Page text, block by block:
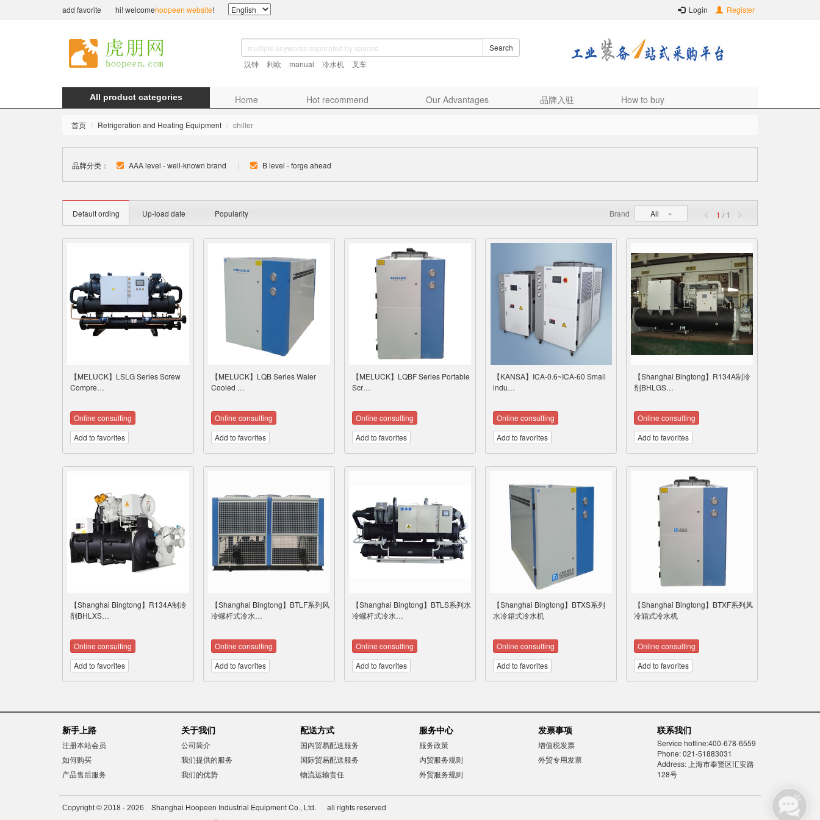
add favorite hi! welcomehoopeen website! Login Register
Search
汉钟
利欧 manual 冷水机 叉车
All product categories Home Hot recommend Our Advantages 品牌入驻 How to buy
首页 Refrigeration and Heating Equipment chiller
品牌分类： AAA level - well-known brand | B level - forge ahead
Default ording Up-load date Popularity Brand All 1 / 1
【MELUCK】LSLG Series Screw
Compre…
Online consulting
Add to favorites
【MELUCK】LQB Series Waler
Cooled …
Online consulting
Add to favorites
【MELUCK】LQBF Series Portable
Scr…
Online consulting
Add to favorites
【KANSA】ICA-0.6~ICA-60 Small
indu…
Online consulting
Add to favorites
【Shanghai Bingtong】R134A制冷
剂BHLGS…
Online consulting
Add to favorites
【Shanghai Bingtong】R134A制冷
剂BHLXS…
Online consulting
Add to favorites
【Shanghai Bingtong】BTLF系列风
冷螺杆式冷水…
Online consulting
Add to favorites
【Shanghai Bingtong】BTLS系列水
冷螺杆式冷水…
Online consulting
Add to favorites
【Shanghai Bingtong】BTXS系列
水冷箱式冷水机
Online consulting
Add to favorites
【Shanghai Bingtong】BTXF系列风
冷箱式冷水机
Online consulting
Add to favorites
新手上路
注册本站会员
如何购买
产品售后服务
关于我们
公司简介
我们提供的服务
我们的优势
配送方式
国内贸易配送服务
国际贸易配送服务
物流运输责任
服务中心
服务政策
内贸服务规则
外贸服务规则
发票事项
增值税发票
外贸专用发票
联系我们
Service hotline:400-678-6559
Phone: 021-51883031
Address: 上海市奉贤区汇安路
128号
Copyright © 2018 - 2026 Shanghai Hoopeen Industrial Equipment Co., Ltd. all rights reserved